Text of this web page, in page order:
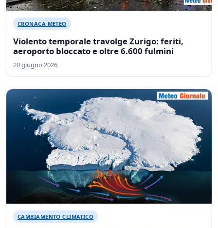
CRONACA METEO
Violento temporale travolge Zurigo: feriti,
aeroporto bloccato e oltre 6.600 fulmini
20 giugno 2026
CAMBIAMENTO CLIMATICO